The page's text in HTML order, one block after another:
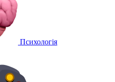
Психологія